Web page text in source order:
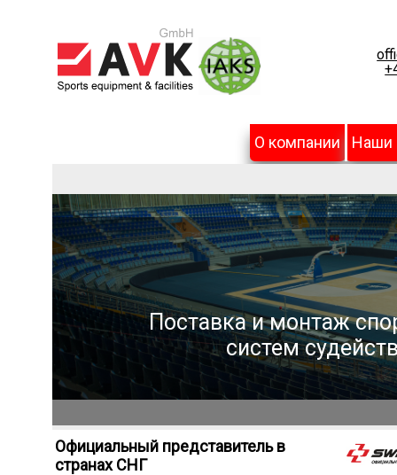
О компании Наши
Поставка и монтаж
систем
Официальный представитель в
странах СНГ